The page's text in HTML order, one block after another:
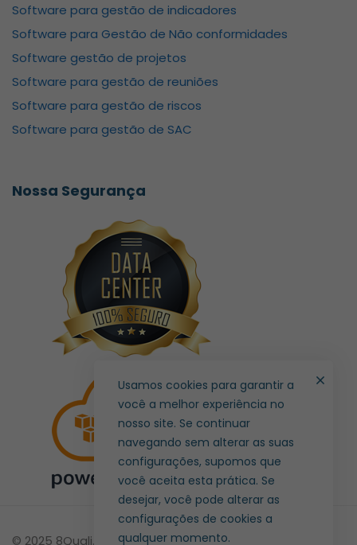
Software para gestão de indicadores
Software para Gestão de Não conformidades
Software gestão de projetos
Software para gestão de reuniões
Software para gestão de riscos
Software para gestão de SAC
Nossa Segurança
© 2025 8Quali. Todos direitos reservados.
Usamos cookies para garantir a
você a melhor experiência no
nosso site. Se continuar
navegando sem alterar as suas
configurações, supomos que
você aceita esta prática. Se
desejar, você pode alterar as
configurações de cookies a
qualquer momento.